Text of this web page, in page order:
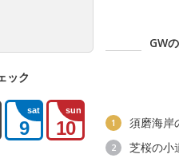
ック
sat
9
sun
10
GW
1 須磨海岸
2 芝桜の小